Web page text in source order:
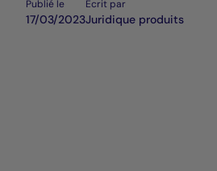
Publié le
17/03/2023
Écrit par
Juridique produits